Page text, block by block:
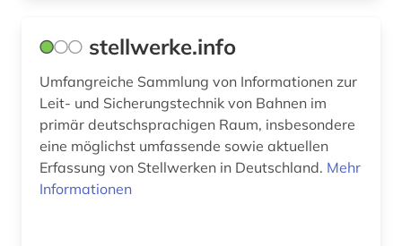
stellwerke.info
Umfangreiche Sammlung von Informationen zur
Leit- und Sicherungstechnik von Bahnen im
primär deutschsprachigen Raum, insbesondere
eine möglichst umfassende sowie aktuellen
Erfassung von Stellwerken in Deutschland. Mehr
Informationen